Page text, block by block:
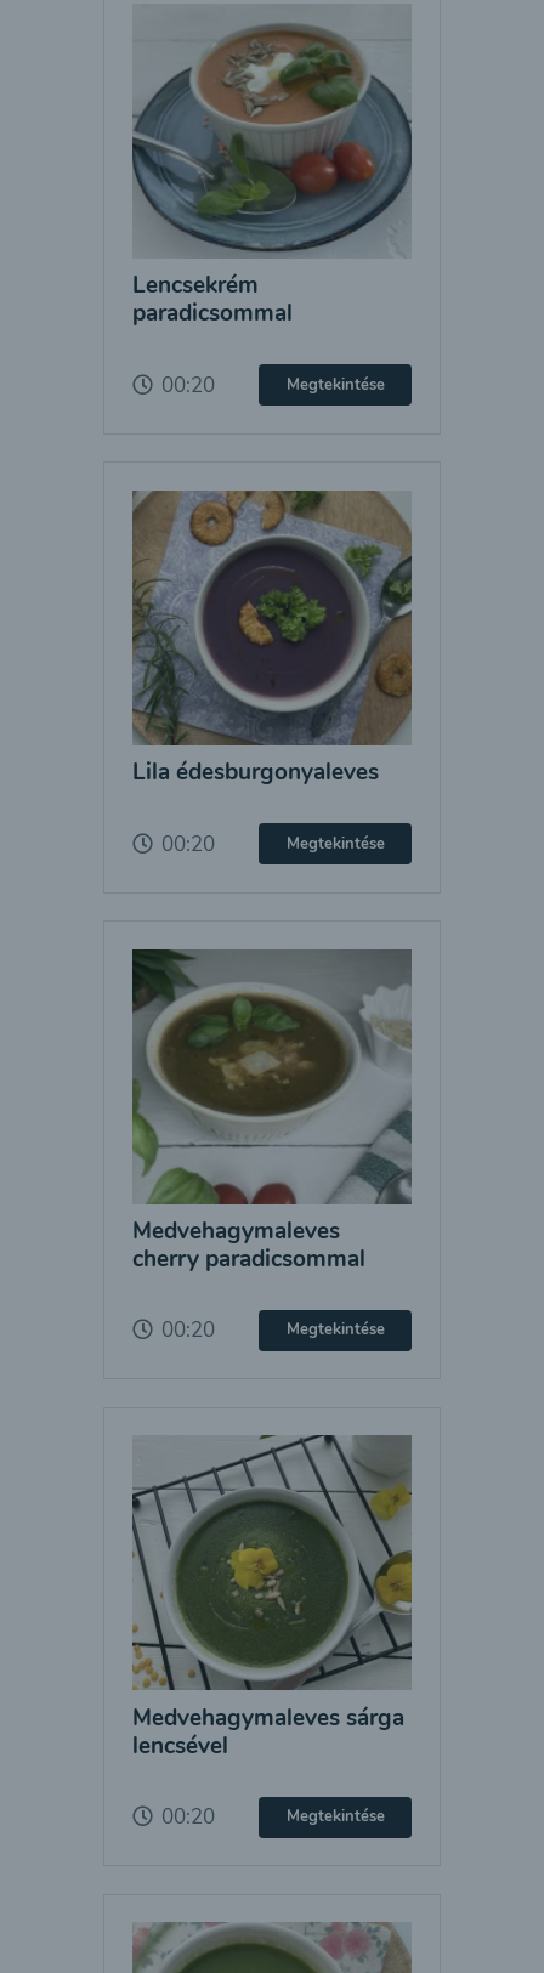
Lencsekrém
paradicsommal
00:20 Megtekintése
Lila édesburgonyaleves
00:20 Megtekintése
Medvehagymaleves
cherry paradicsommal
00:20 Megtekintése
Medvehagymaleves sárga
lencsével
00:20 Megtekintése